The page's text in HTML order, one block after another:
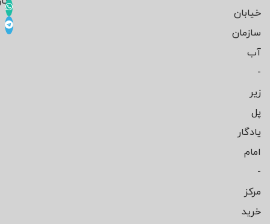
خیابان
سازمان
آب
-
زیر
پل
یادگار
امام
-
مرکز
خرید